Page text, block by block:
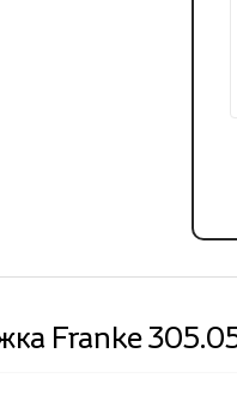
Franke